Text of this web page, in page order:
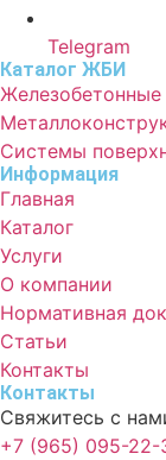
Telegram
Каталог ЖБИ
Железобетонные
Системы
Информация
Главная
Каталог
Услуги
О компании
Нормативная
Статьи
Контакты
Контакты
Свяжитесь с
+7 (965) 095-22-